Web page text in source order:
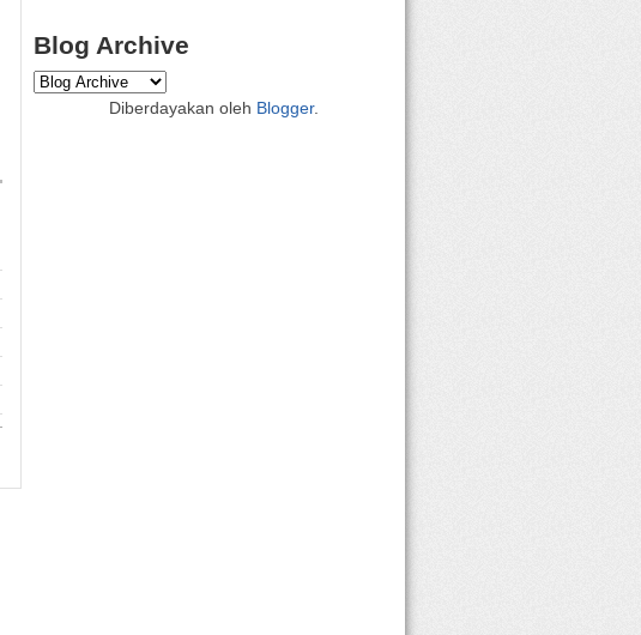
Blog Archive
Diberdayakan oleh Blogger.